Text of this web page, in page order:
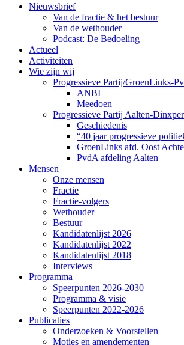
Nieuwsbrief
Van de fractie & het bestuur
Van de wethouder
Podcast: De Bedoeling
Actueel
Activiteiten
Wie zijn wij
Progressieve Partij/GroenLinks-
ANBI
Meedoen
Progressieve Partij Aalten-
Geschiedenis
“40 jaar progressieve
GroenLinks afd. Oost
PvdA afdeling Aalten
Mensen
Onze mensen
Fractie
Fractie-volgers
Wethouder
Bestuur
Kandidatenlijst 2026
Kandidatenlijst 2022
Kandidatenlijst 2018
Interviews
Programma
Speerpunten 2026-2030
Programma & visie
Speerpunten 2022-2026
Publicaties
Onderzoeken & Voorstellen
Moties en amendementen